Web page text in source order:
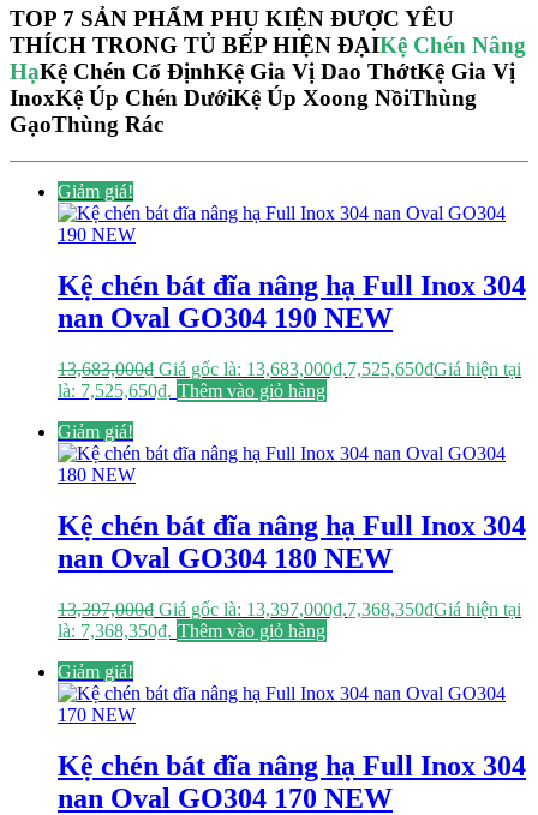
TOP 7 SẢN PHẨM PHỤ KIỆN ĐƯỢC YÊU
THÍCH TRONG TỦ BẾP HIỆN ĐẠIKệ Chén Nâng
HạKệ Chén Cố ĐịnhKệ Gia Vị Dao ThớtKệ Gia Vị
InoxKệ Úp Chén DướiKệ Úp Xoong NồiThùng
GạoThùng Rác
Giảm giá!
Kệ chén bát đĩa nâng hạ Full Inox 304
nan Oval GO304 190 NEW
13,683,000₫ Giá gốc là: 13,683,000₫.7,525,650₫Giá hiện tại
là: 7,525,650₫. Thêm vào giỏ hàng
Giảm giá!
Kệ chén bát đĩa nâng hạ Full Inox 304
nan Oval GO304 180 NEW
13,397,000₫ Giá gốc là: 13,397,000₫.7,368,350₫Giá hiện tại
là: 7,368,350₫. Thêm vào giỏ hàng
Giảm giá!
Kệ chén bát đĩa nâng hạ Full Inox 304
nan Oval GO304 170 NEW